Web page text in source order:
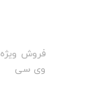
فروش ویژه
وی سی